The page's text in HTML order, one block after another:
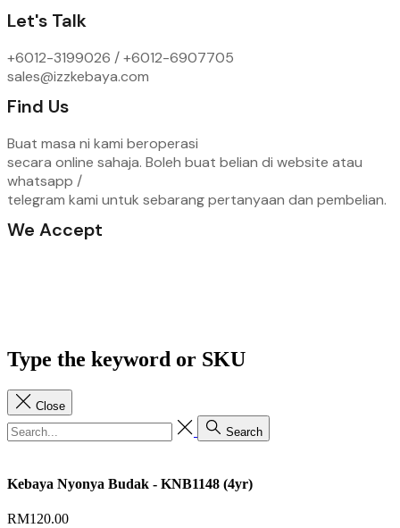
Let's Talk
+6012-3199026 / +6012-6907705
sales@izzkebaya.com
Find Us
Buat masa ni kami beroperasi
secara online sahaja. Boleh buat belian di website atau
whatsapp /
telegram kami untuk sebarang pertanyaan dan pembelian.
We Accept
Type the keyword or SKU
Close
Search
Kebaya Nyonya Budak - KNB1148 (4yr)
RM120.00